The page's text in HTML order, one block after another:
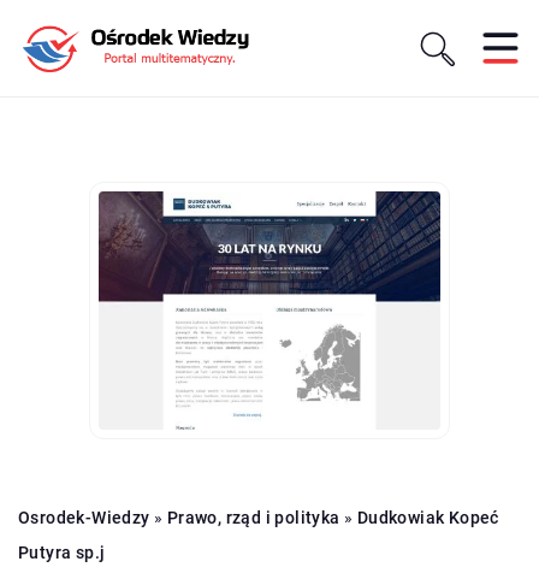
Osrodek-Wiedzy » Prawo, rząd i polityka » Dudkowiak Kopeć
Putyra sp.j